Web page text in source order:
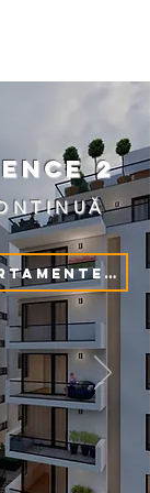
2
DESCOPERĂ APARTAMENTELE